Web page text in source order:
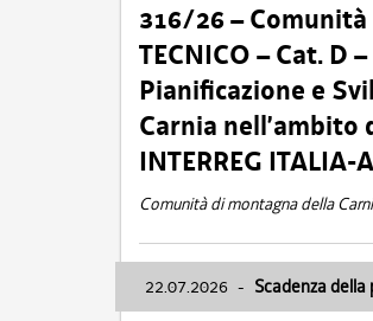
316/26 – Comunità
TECNICO – Cat. D
Pianificazione e
Carnia nell’ambito
INTERREG ITALIA-
Comunità di montagna della
22.07.2026 - Scadenza